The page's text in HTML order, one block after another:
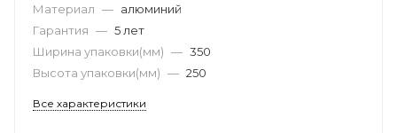
Материал — алюминий
Гарантия — 5 лет
Ширина упаковки(мм) — 350
Высота упаковки(мм) — 250
Все характеристики